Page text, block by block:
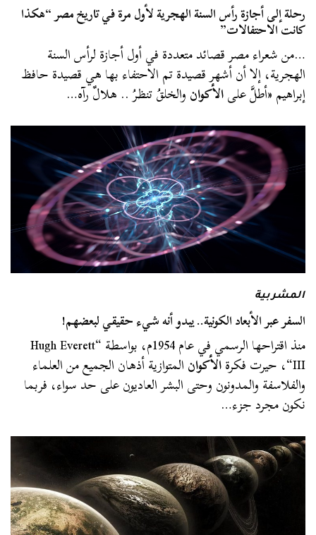
رحلة إلى أجازة رأس السنة الهجرية لأول مرة في تاريخ مصر “هكذا
كانت الاحتفالات”
…من شعراء مصر قصائد متعددة في أول أجازة لرأس السنة
الهجرية، إلا أن أشهر قصيدة تم الاحتفاء بها هي قصيدة حافظ
إبراهيم «أطلَّ علىالأكوانوالخلقُ تنظرُ .. هلالٌ رآه…
المشربية
السفر عبر الأبعاد الكونية.. يبدو أنه شيء حقيقي لبعضهم!
منذ اقتراحها الرسمي في عام 1954م، بواسطة “Hugh Everett
III“، حيرت فكرة الأكوانالمتوازية أذهان الجميع من العلماء
والفلاسفة والمدونون وحتى البشر العاديون على حد سواء، فربما
نكون مجرد جزء…